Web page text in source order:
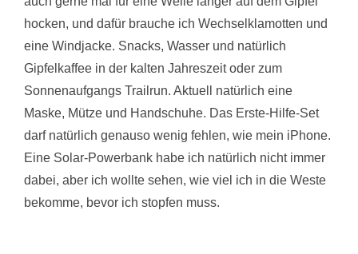
hocken, und dafür brauche ich Wechselklamotten und
eine Windjacke. Snacks, Wasser und natürlich
Gipfelkaffee in der kalten Jahreszeit oder zum
Sonnenaufgangs Trailrun. Aktuell natürlich eine
Maske, Mütze und Handschuhe. Das Erste-Hilfe-Set
darf natürlich genauso wenig fehlen, wie mein iPhone.
Eine Solar-Powerbank habe ich natürlich nicht immer
dabei, aber ich wollte sehen, wie viel ich in die Weste
bekomme, bevor ich stopfen muss.